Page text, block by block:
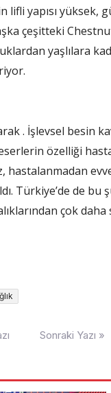
yapısı yüksek,
çeşitteki
yaşlılara
. İşlevsel besin
özelliği
hastalanmadan
Türkiye’de de
çok daha
Sonraki Yazı »